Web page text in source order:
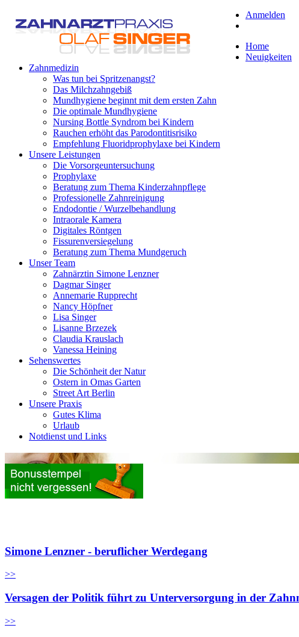
Anmelden
Home
Neuigkeiten
Zahnmedizin
Was tun bei Spritzenangst?
Das Milchzahngebiß
Mundhygiene beginnt mit dem ersten Zahn
Die optimale Mundhygiene
Nursing Bottle Syndrom bei Kindern
Rauchen erhöht das Parodontitisrisiko
Empfehlung Fluoridprophylaxe bei Kindern
Unsere Leistungen
Die Vorsorgeuntersuchung
Prophylaxe
Beratung zum Thema Kinderzahnpflege
Professionelle Zahnreinigung
Endodontie / Wurzelbehandlung
Intraorale Kamera
Digitales Röntgen
Fissurenversiegelung
Beratung zum Thema Mundgeruch
Unser Team
Zahnärztin Simone Lenzner
Dagmar Singer
Annemarie Rupprecht
Nancy Höpfner
Lisa Singer
Lisanne Brzezek
Claudia Krauslach
Vanessa Heining
Sehenswertes
Die Schönheit der Natur
Ostern in Omas Garten
Street Art Berlin
Unsere Praxis
Gutes Klima
Urlaub
Notdienst und Links
Simone Lenzner - beruflicher Werdegang
>>
Versagen der Politik führt zu Unterversorgung in der
>>